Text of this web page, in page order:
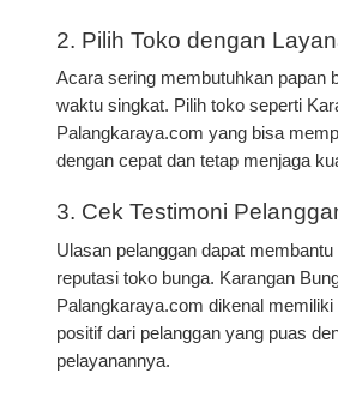
2. Pilih Toko dengan
Acara sering membutuhkan papan
waktu singkat. Pilih toko seperti
Palangkaraya.com yang bisa
dengan cepat dan tetap menjaga
3. Cek Testimoni
Ulasan pelanggan dapat
reputasi toko bunga. Karangan
Palangkaraya.com dikenal
positif dari pelanggan yang puas
pelayanannya.